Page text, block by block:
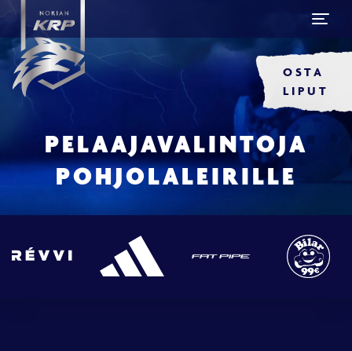
OSTA
LIPUT
PELAAJAVALINTOJA
POHJOLALEIRILLE